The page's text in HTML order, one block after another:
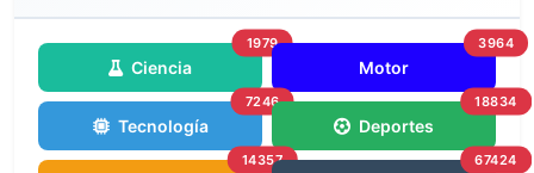
Ciencia
1979
Motor
3964
Tecnología
7246
Deportes
18834
14357 67424